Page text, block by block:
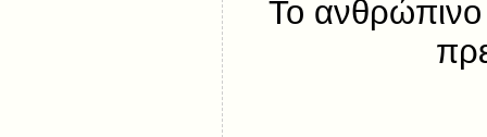
Το ανθρώπινο